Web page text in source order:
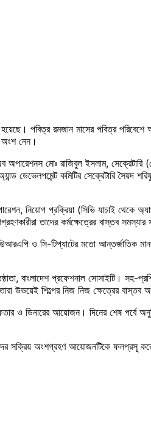
পবিত্র রমজান মাসের পবিত্র
অংশ নেন।
মোঃ রাজিবুল ইসলাম, সেক্রেটারি
ডেভেলপমেন্ট কমিটির সেক্রেটারি
নিয়োগ প্রক্রিয়া (সিভি যাচাই থেকে
তাদের কর্মক্ষেত্রের বাস্তব সমস্যার
ও সি-টিপ্যাটের মতো আন্তর্জাতিক
বাংলাদেশ প্রফেশনাল সোসাইটি। সহ-
শিল্পের নিজ নিজ ক্ষেত্রের বাস্তব
ও ডিনারের আয়োজন। দিনের শেষ পর্বে
সক্রিয় অংশগ্রহণ আয়োজনটিকে